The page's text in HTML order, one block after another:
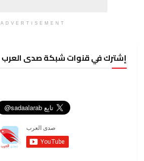
ADVERTISEMENT
إشترك في قنوات شبكة صدى العرب